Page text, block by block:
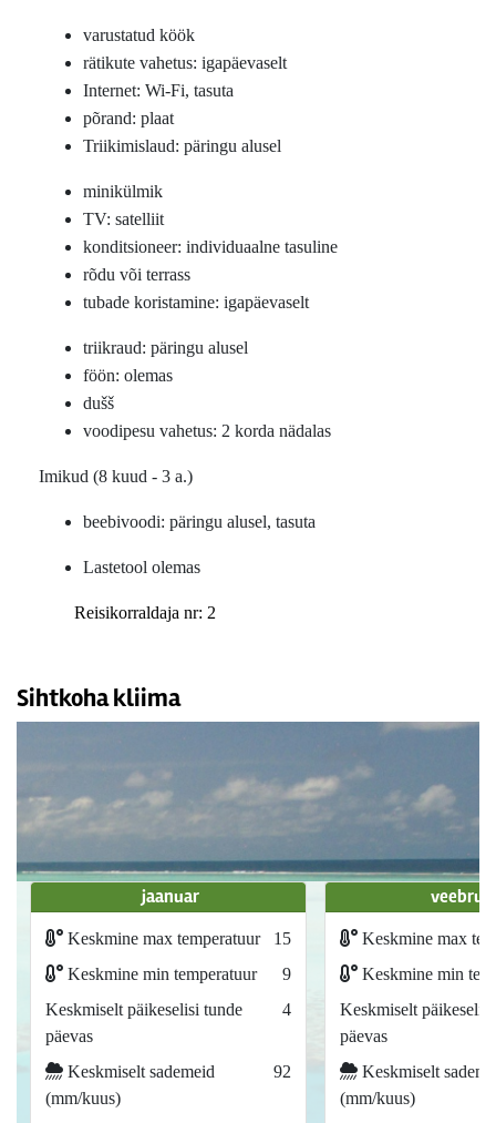
varustatud köök
rätikute vahetus: igapäevaselt
Internet: Wi-Fi, tasuta
põrand: plaat
Triikimislaud: päringu alusel
minikülmik
TV: satelliit
konditsioneer: individuaalne tasuline
rõdu või terrass
tubade koristamine: igapäevaselt
triikraud: päringu alusel
föön: olemas
dušš
voodipesu vahetus: 2 korda nädalas
Imikud (8 kuud - 3 a.)
beebivoodi: päringu alusel, tasuta
Lastetool olemas
Reisikorraldaja nr: 2
Sihtkoha kliima
jaanuar
Keskmine max temperatuur
15
Keskmine min temperatuur
9
Keskmiselt päikeselisi tunde
päevas
4
Keskmiselt sademeid
(mm/kuus)
92
Keskmine max
Keskmine min
Keskmiselt
päevas
Keskmiselt
(mm/kuus)